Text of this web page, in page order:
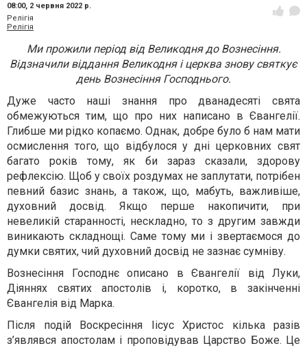
08:00, 2 червня 2022 р.
Релігія
Релігія
Ми прожили період від Великодня до Вознесіння.
Відзначили віддання Великодня і церква знову святкує
день Вознесіння Господнього.
Дуже часто наші знання про дванадесяті свята
обмежуються тим, що про них написано в Євангелії.
Глибше ми рідко копаємо. Однак, добре було б нам мати
осмислення того, що відбулося у дні церковних свят
багато років тому, як би зараз сказали, здорову
рефлексію. Щоб у своїх роздумах не заплутати, потрібен
певний базис знань, а також, що, мабуть, важливіше,
духовний досвід. Якщо перше накопичити, при
невеликій старанності, нескладно, то з другим завжди
виникають складнощі. Саме тому ми і звертаємося до
думки святих, чий духовний досвід не зазнає сумніву.
Вознесіння Господнє описано в Євангелії від Луки,
Діяннях святих апостолів і, коротко, в закінченні
Євангелія від Марка.
Після подій Воскресіння Іісус Христос кілька разів
з’являвся апостолам і проповідував Царство Боже. Це